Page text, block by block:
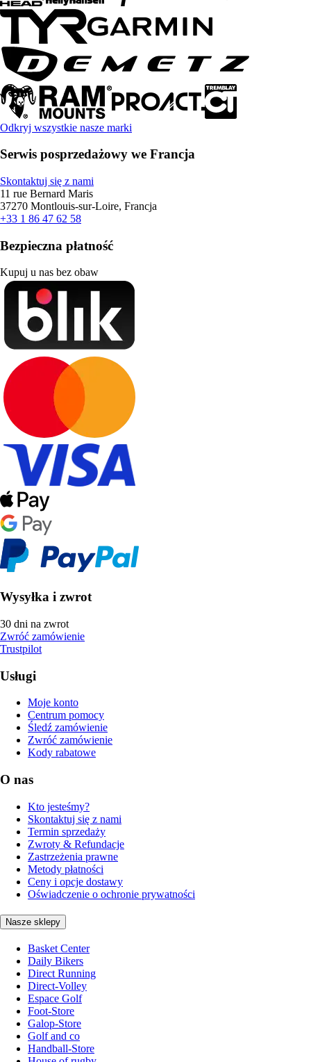
Odkryj wszystkie nasze marki
Serwis posprzedażowy we Francja
Skontaktuj się z nami
11 rue Bernard Maris
37270 Montlouis-sur-Loire, Francja
+33 1 86 47 62 58
Bezpieczna płatność
Kupuj u nas bez obaw
Wysyłka i zwrot
30 dni na zwrot
Zwróć zamówienie
Trustpilot
Usługi
Moje konto
Centrum pomocy
Śledź zamówienie
Zwróć zamówienie
Kody rabatowe
O nas
Kto jesteśmy?
Skontaktuj się z nami
Termin sprzedaży
Zwroty & Refundacje
Zastrzeżenia prawne
Metody płatności
Ceny i opcje dostawy
Oświadczenie o ochronie prywatności
Nasze sklepy
Basket Center
Daily Bikers
Direct Running
Direct-Volley
Espace Golf
Foot-Store
Galop-Store
Golf and co
Handball-Store